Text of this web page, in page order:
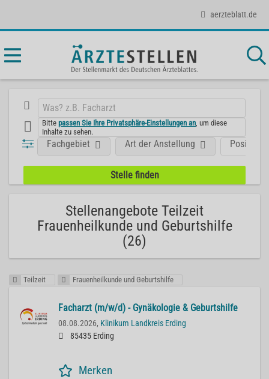
aerzteblatt.de
Bittepassen Sie Ihre Privatsphäre-Einstellungen an , um diese
Inhalte zu sehen.
Position
Fachgebiet Art der Anstellung
Stellenangebote Teilzeit
Frauenheilkunde und Geburtshilfe
(26)
Teilzeit Frauenheilkunde und Geburtshilfe
Facharzt (m/w/d) - Gynäkologie & Geburtshilfe
08.08.2026, Klinikum Landkreis Erding
85435 Erding
Merken